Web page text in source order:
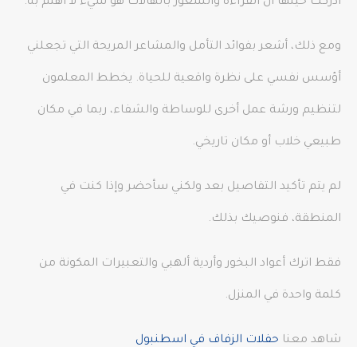
ومع ذلك، أشعر بفوائد التأمل والمشاعر المريحة التي تجعلني
أؤسس نفسي على نظرة واقعية للحياة. يخطط المعلمون
لتنظيم ورشة عمل أخرى للوساطة والشفاء، ربما في مكان
طبيعي خلاب أو مكان تاريخي.
لم يتم تأكيد التفاصيل بعد ولكني سأحضر وإذا كنت في
المنطقة، فنوصيك بذلك.
فقط اترك أعواد البخور وأردية ألهبي والتعبيرات المكونة من
كلمة واحدة في المنزل.
شاهد معنا حفلات الزفاف في اسطنبول